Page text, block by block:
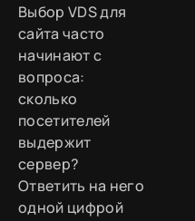
Выбор VDS для
сайта часто
начинают с
вопроса:
сколько
посетителей
выдержит
сервер?
Ответить на него
одной цифрой